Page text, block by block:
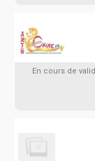
En cours de